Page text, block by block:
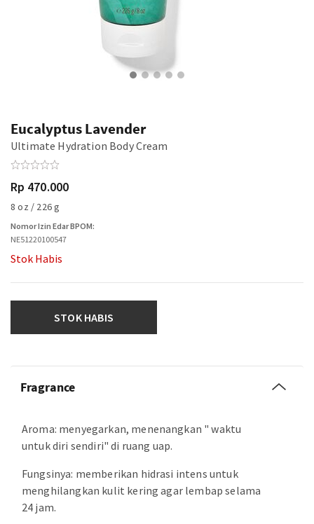
Eucalyptus Lavender
Ultimate Hydration Body Cream
Rp 470.000
8 oz / 226 g
Nomor Izin Edar BPOM:
NE51220100547
Stok Habis
STOK HABIS
Fragrance
Aroma: menyegarkan, menenangkan " waktu
untuk diri sendiri" di ruang uap.
Fungsinya: memberikan hidrasi intens untuk
menghilangkan kulit kering agar lembap selama
24 jam.